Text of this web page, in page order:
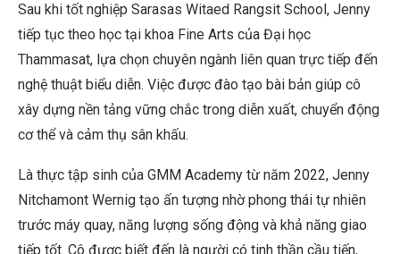
Sau khi tốt nghiệp Sarasas Witaed Rangsit School, Jenny
tiếp tục theo học tại khoa Fine Arts của Đại học
Thammasat, lựa chọn chuyên ngành liên quan trực tiếp đến
nghệ thuật biểu diễn. Việc được đào tạo bài bản giúp cô
xây dựng nền tảng vững chắc trong diễn xuất, chuyển động
cơ thể và cảm thụ sân khấu.
Là thực tập sinh của GMM Academy từ năm 2022, Jenny
Nitchamont Wernig tạo ấn tượng nhờ phong thái tự nhiên
trước máy quay, năng lượng sống động và khả năng giao
tiếp tốt. Cô được biết đến là người có tinh thần cầu tiến,